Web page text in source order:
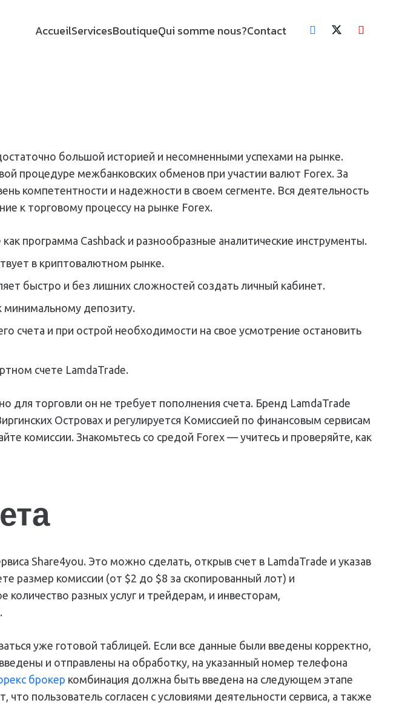
AccueilServicesBoutiqueQui somme nous?Contact
большой историей и несомненными успехами на рынке.
процедуре межбанковских обменов при участии валют Forex. За
компетентности и надежности в своем сегменте. Вся деятельность
к торговому процессу на рынке Forex.
программа Cashback и разнообразные аналитические инструменты.
в криптовалютном рынке.
быстро и без лишних сложностей создать личный кабинет.
минимальному депозиту.
счета и при острой необходимости на свое усмотрение остановить
счете LamdaTrade.
для торговли он не требует пополнения счета. Бренд LamdaTrade
Островах и регулируется Комиссией по финансовым сервисам
комиссии. Знакомьтесь со средой Forex — учитесь и проверяйте, как
Share4you. Это можно сделать, открыв счет в LamdaTrade и указав
размер комиссии (от $2 до $8 за скопированный лот) и
разных услуг и трейдерам, и инвесторам,
уже готовой таблицей. Если все данные были введены корректно,
и отправлены на обработку, на указанный номер телефона
брокер комбинация должна быть введена на следующем этапе
пользователь согласен с условиями деятельности сервиса, а также